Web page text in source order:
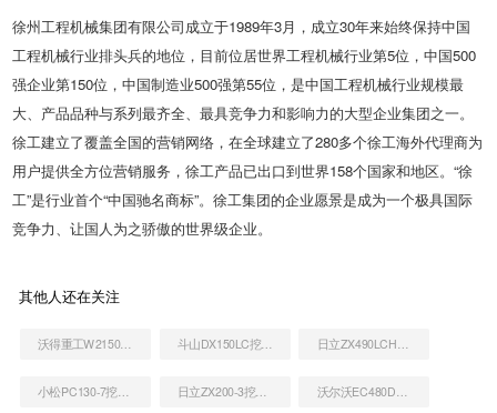
徐州工程机械集团有限公司成立于1989年3月，成立30年来始终保持中国
工程机械行业排头兵的地位，目前位居世界工程机械行业第5位，中国500
强企业第150位，中国制造业500强第55位，是中国工程机械行业规模最
大、产品品种与系列最齐全、最具竞争力和影响力的大型企业集团之一。
徐工建立了覆盖全国的营销网络，在全球建立了280多个徐工海外代理商为
用户提供全方位营销服务，徐工产品已出口到世界158个国家和地区。“徐
工”是行业首个“中国驰名商标”。徐工集团的企业愿景是成为一个极具国际
竞争力、让国人为之骄傲的世界级企业。
政
策》
其他人还在关注
沃得重工W2150-8挖掘机 斗山DX150LC挖掘机 日立ZX490LCH打桩机
小松PC130-7挖掘机 日立ZX200-3挖掘机 沃尔沃EC480D挖掘机